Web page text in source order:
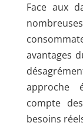
Face aux
avantages
approche
compte
besoins